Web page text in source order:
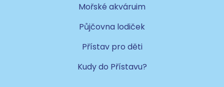
Mořské akváruim
Půjčovna lodiček
Přístav pro děti
Kudy do Přístavu?